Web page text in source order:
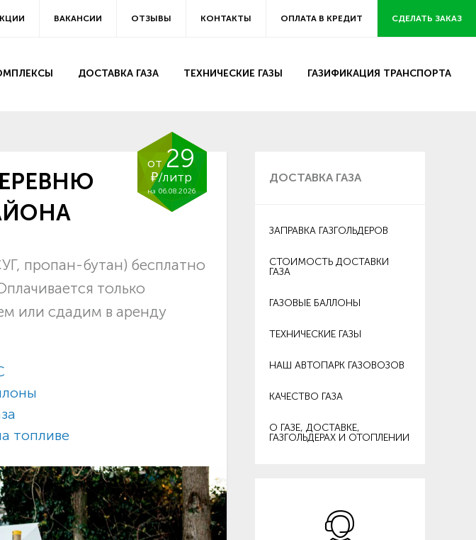
ВАКАНСИИ ОТЗЫВЫ КОНТАКТЫ ОПЛАТА В КРЕДИТ СДЕЛАТЬ ЗАКАЗ
ДОСТАВКА ГАЗА ТЕХНИЧЕСКИЕ ГАЗЫ ГАЗИФИКАЦИЯ ТРАНСПОРТА
от29
₽/литр
на 06.08.2026
пропан-бутан) бесплатно
только
или сдадим в аренду
топливе
ДОСТАВКА ГАЗА
ЗАПРАВКА ГАЗГОЛЬДЕРОВ
СТОИМОСТЬ ДОСТАВКИ
ГАЗА
ГАЗОВЫЕ БАЛЛОНЫ
ТЕХНИЧЕСКИЕ ГАЗЫ
НАШ АВТОПАРК ГАЗОВОЗОВ
КАЧЕСТВО ГАЗА
О ГАЗЕ, ДОСТАВКЕ,
ГАЗГОЛЬДЕРАХ И ОТОПЛЕНИИ